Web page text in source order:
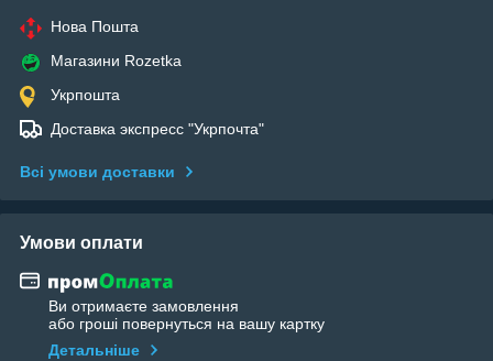
Нова Пошта
Магазини Rozetka
Укрпошта
Доставка экспресс "Укрпочта"
Всі умови доставки
Умови оплати
Ви отримаєте замовлення
або гроші повернуться на вашу картку
Детальніше